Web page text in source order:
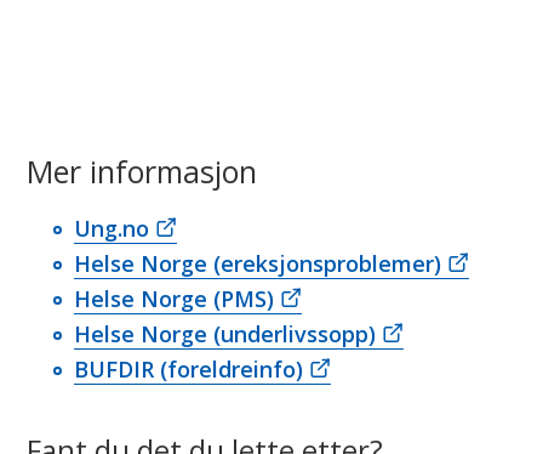
Mer informasjon
Ung.no
Helse Norge (ereksjonsproblemer)
Helse Norge (PMS)
Helse Norge (underlivssopp)
BUFDIR (foreldreinfo)